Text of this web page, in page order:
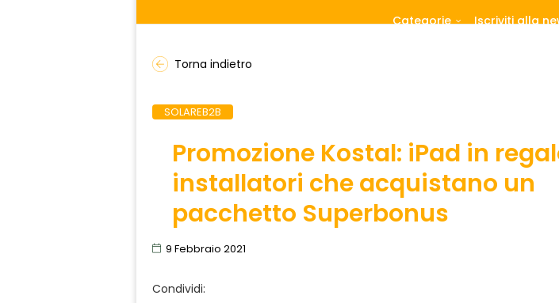
Categorie Iscriviti alla
Torna indietro
SOLAREB2B
Promozione Kostal: iPad in
installatori che acquistano un
pacchetto Superbonus
9 Febbraio 2021
Condividi: